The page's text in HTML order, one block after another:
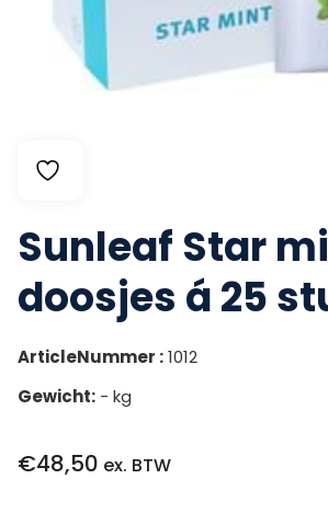
Sunleaf Star
doosjes á 25
ArticleNummer :1012
Gewicht: - kg
€48,50 ex. BTW